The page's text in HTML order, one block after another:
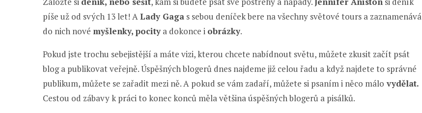
píše už od svých 13 let! ALady Gaga s sebou deníček bere na všechny světové tours a zaznamenává
do nich nové myšlenky, pocitya dokonce i obrázky.
Pokud jste trochu sebejistější a máte vizi, kterou chcete nabídnout světu, můžete zkusit začít psát
blog a publikovat veřejně. Úspěšných blogerů dnes najdeme již celou řadu a když najdete to správné
publikum, můžete se zařadit mezi ně. A pokud se vám zadaří, můžete si psaním i něco málo vydělat.
Cestou od zábavy k práci to konec konců měla většina úspěšných blogerů a pisálků.